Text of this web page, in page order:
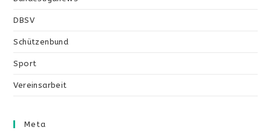
DBSV
Schützenbund
Sport
Vereinsarbeit
Meta